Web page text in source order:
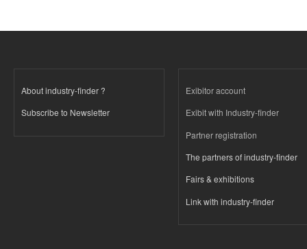
About industry-finder ?
Subscribe to Newsletter
Exibitor account
Exibit with Industry-finder
Partner registration
The partners of industry-finder
Fairs & exhibitions
Link with industry-finder